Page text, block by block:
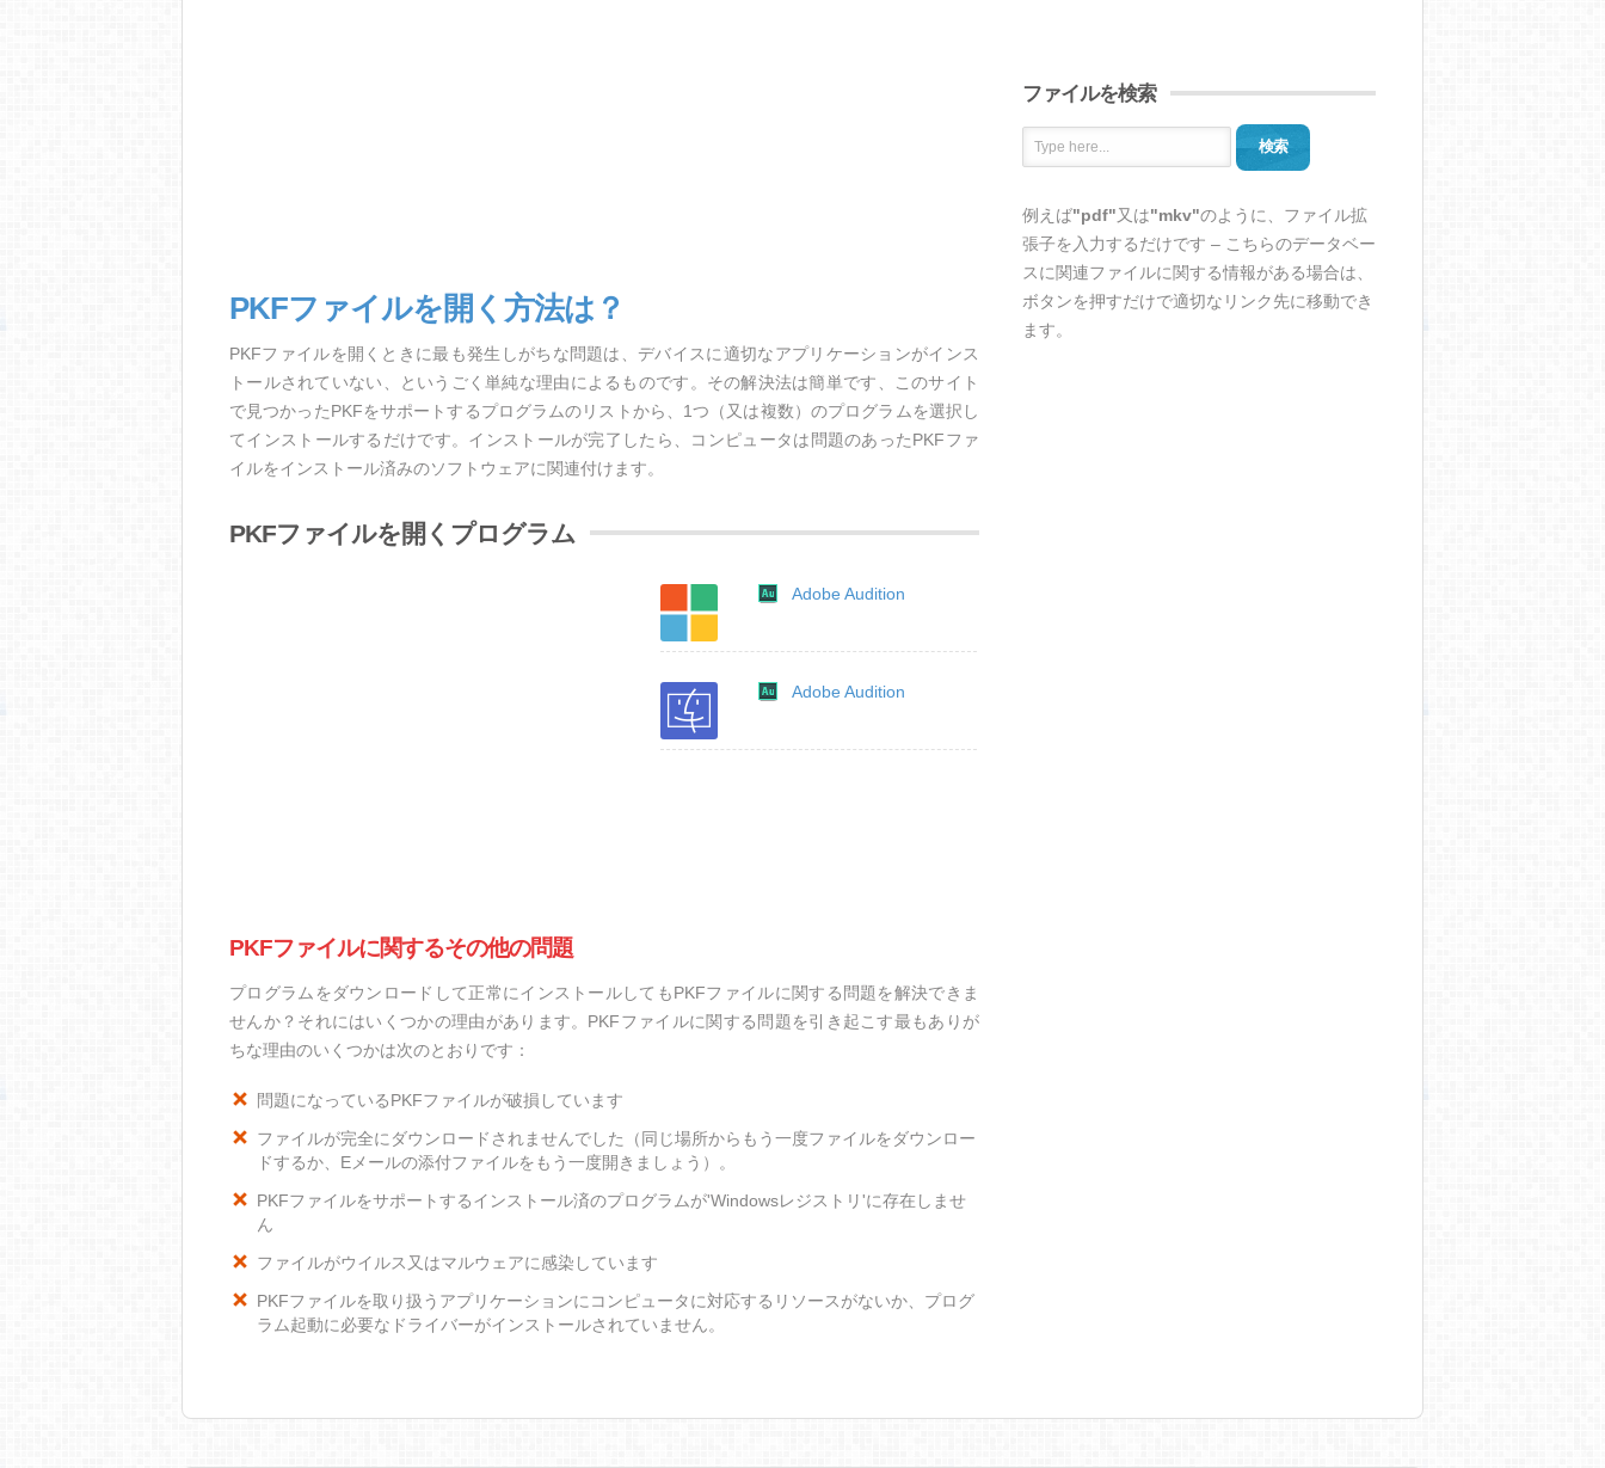
PKFファイルを開く方法は？
PKFファイルを開くときに最も発生しがちな問題は、デバイスに適切なアプリケーションがインス
トールされていない、というごく単純な理由によるものです。その解決法は簡単です、このサイト
で見つかったPKFをサポートするプログラムのリストから、1つ（又は複数）のプログラムを選択し
てインストールするだけです。インストールが完了したら、コンピュータは問題のあったPKFファ
イルをインストール済みのソフトウェアに関連付けます。
PKFファイルを開くプログラム
Adobe Audition
Adobe Audition
PKFファイルに関するその他の問題
プログラムをダウンロードして正常にインストールしてもPKFファイルに関する問題を解決できま
せんか？それにはいくつかの理由があります。PKFファイルに関する問題を引き起こす最もありが
ちな理由のいくつかは次のとおりです：
問題になっているPKFファイルが破損しています
ファイルが完全にダウンロードされませんでした（同じ場所からもう一度ファイルをダウンロー
ドするか、Eメールの添付ファイルをもう一度開きましょう）。
PKFファイルをサポートするインストール済のプログラムが'Windowsレジストリ'に存在しませ
ん
ファイルがウイルス又はマルウェアに感染しています
PKFファイルを取り扱うアプリケーションにコンピュータに対応するリソースがないか、プログ
ラム起動に必要なドライバーがインストールされていません。
ファイルを検索
検索
例えば"pdf"又は"mkv"のように、ファイル拡
張子を入力するだけです – こちらのデータベー
スに関連ファイルに関する情報がある場合は、
ボタンを押すだけで適切なリンク先に移動でき
ます。